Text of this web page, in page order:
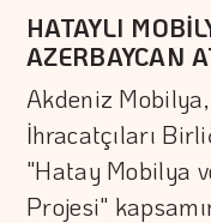
HATAYLI
AZERBAYCAN
Akdeniz
İhracatçıları
"Hatay Mobilya
Projesi"